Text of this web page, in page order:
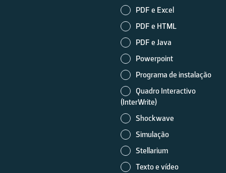
PDF e Excel
PDF e HTML
PDF e Java
Powerpoint
Programa de instalação
Quadro Interactivo
(InterWrite)
Shockwave
Simulação
Stellarium
Texto e vídeo